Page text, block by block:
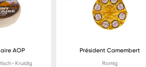
AOP
Kruidig
Président Camembert
Romig